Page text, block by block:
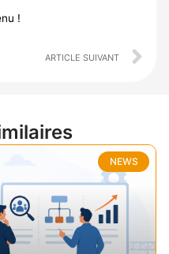
!
ARTICLE SUIVANT
NEWS